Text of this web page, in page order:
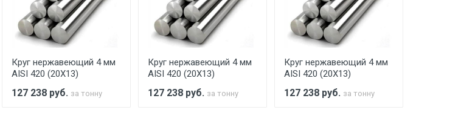
подъезные пути для разгружаемого а/м. На разгрузку автомобиля
Круг нержавеющий 4 мм
AISI 420 (20Х13)
127 238 руб. за тонну
Круг нержавеющий 4 мм
AISI 420 (20Х13)
127 238 руб. за тонну
Круг нержавеющий 4 мм
AISI 420 (20Х13)
127 238 руб. за тонну